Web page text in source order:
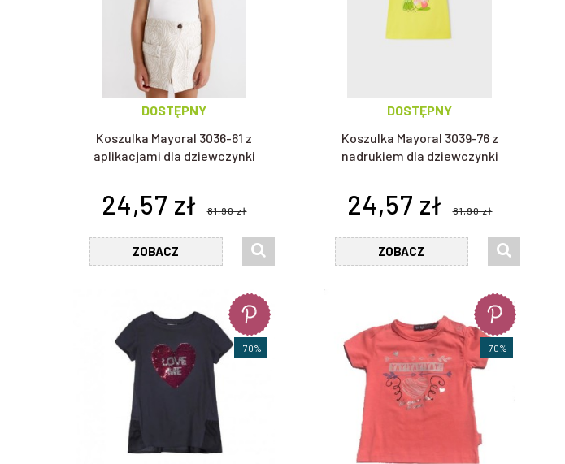
DOSTĘPNY
Koszulka Mayoral 3036-61 z
aplikacjami dla dziewczynki
24,57 zł 81,90 zł
ZOBACZ
DOSTĘPNY
Koszulka Mayoral 3039-76 z
nadrukiem dla dziewczynki
24,57 zł 81,90 zł
ZOBACZ
-70% -70%